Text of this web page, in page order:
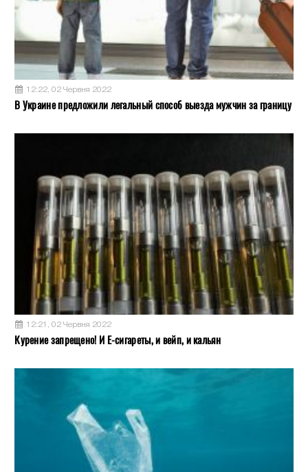
12:22, 02 Червня 2022
В Украине предложили легальный способ выезда мужчин за границу
12:21, 02 Червня 2022
Курение запрещено! И Е-сигареты, и вейп, и кальян